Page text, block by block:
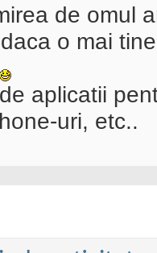
de omul
o mai
aplicatii
uri, etc..